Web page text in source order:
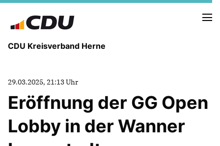
CDU Kreisverband Herne
ORTSVERBÄNDE
VEREINIGUNGEN
Fraktion
29.03.2025, 21:13 Uhr
Eröffnung der GG Open
Lobby in der Wanner